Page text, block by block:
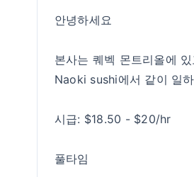
안녕하세요
본사는 퀘벡 몬트리올에
Naoki sushi에서 같이 일
시급: $18.50 - $20/hr
풀타임